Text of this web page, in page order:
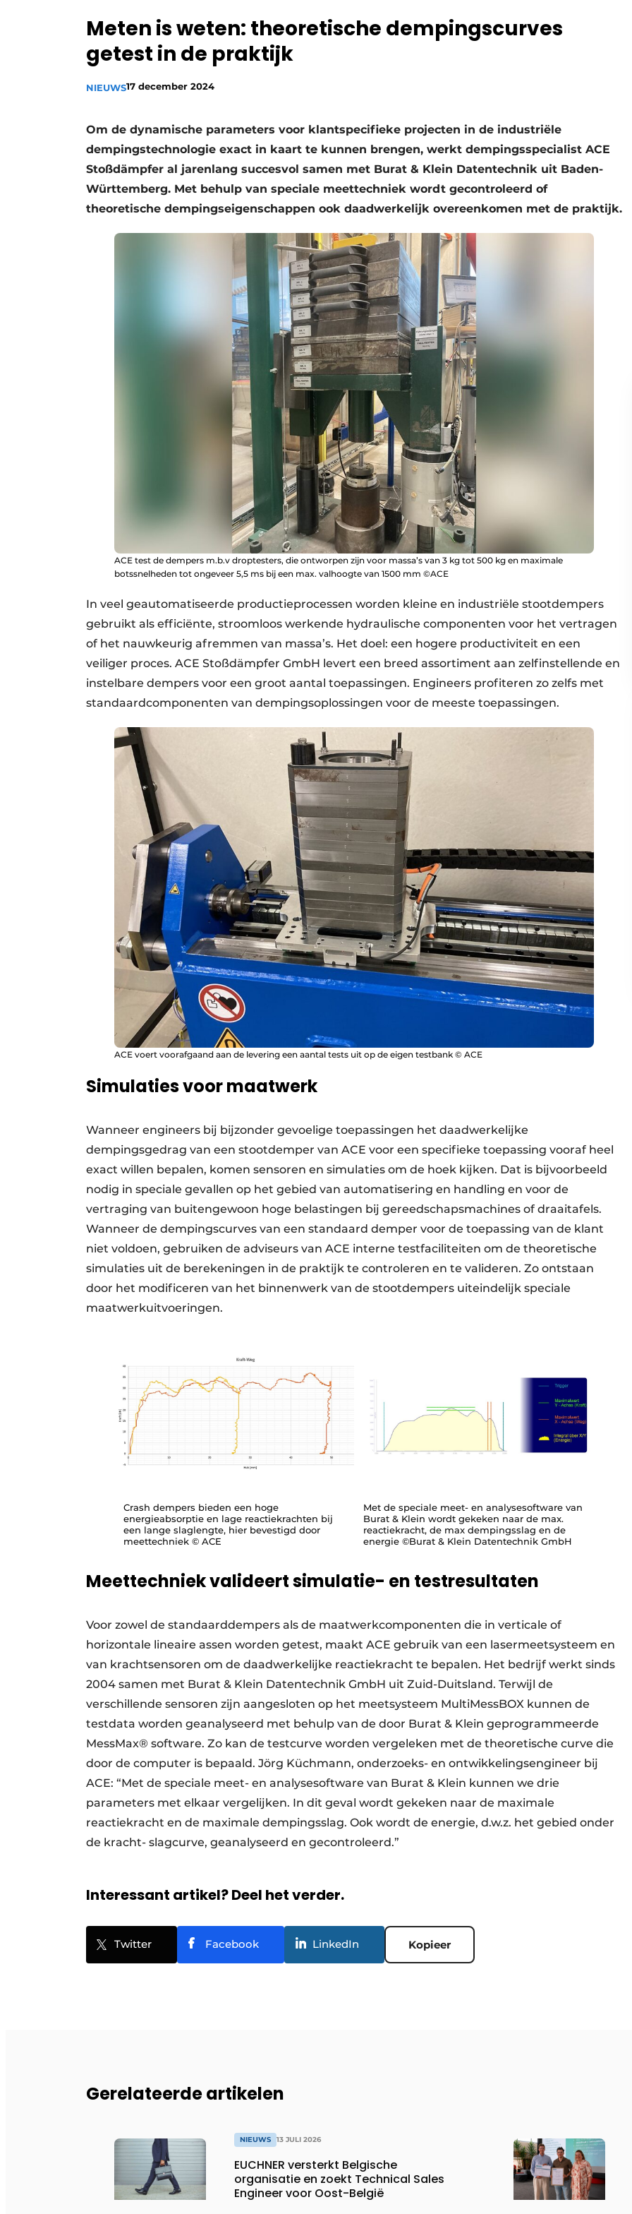
Vacature aanmelden
Vacatures
Video’s
Meten is weten: theoretische dempingscurves
getest in de praktijk
NIEUWS17 december 2024
Om de dynamische parameters voor klantspecifieke projecten in de industriële
dempingstechnologie exact in kaart te kunnen brengen, werkt dempingsspecialist ACE
Stoßdämpfer al jarenlang succesvol samen met Burat & Klein Datentechnik uit Baden-
Württemberg. Met behulp van speciale meettechniek wordt gecontroleerd of
theoretische dempingseigenschappen ook daadwerkelijk overeenkomen met de praktijk.
ACE test de dempers m.b.v droptesters, die ontworpen zijn voor massa’s van 3 kg tot 500 kg en maximale
botssnelheden tot ongeveer 5,5 ms bij een max. valhoogte van 1500 mm ©ACE
In veel geautomatiseerde productieprocessen worden kleine en industriële stootdempers
gebruikt als efficiënte, stroomloos werkende hydraulische componenten voor het vertragen
of het nauwkeurig afremmen van massa’s. Het doel: een hogere productiviteit en een
veiliger proces. ACE Stoßdämpfer GmbH levert een breed assortiment aan zelfinstellende en
instelbare dempers voor een groot aantal toepassingen. Engineers profiteren zo zelfs met
standaardcomponenten van dempingsoplossingen voor de meeste toepassingen.
ACE voert voorafgaand aan de levering een aantal tests uit op de eigen testbank © ACE
Simulaties voor maatwerk
Wanneer engineers bij bijzonder gevoelige toepassingen het daadwerkelijke
dempingsgedrag van een stootdemper van ACE voor een specifieke toepassing vooraf heel
exact willen bepalen, komen sensoren en simulaties om de hoek kijken. Dat is bijvoorbeeld
nodig in speciale gevallen op het gebied van automatisering en handling en voor de
vertraging van buitengewoon hoge belastingen bij gereedschapsmachines of draaitafels.
Wanneer de dempingscurves van een standaard demper voor de toepassing van de klant
niet voldoen, gebruiken de adviseurs van ACE interne testfaciliteiten om de theoretische
simulaties uit de berekeningen in de praktijk te controleren en te valideren. Zo ontstaan
door het modificeren van het binnenwerk van de stootdempers uiteindelijk speciale
maatwerkuitvoeringen.
Crash dempers bieden een hoge
energieabsorptie en lage reactiekrachten bij
een lange slaglengte, hier bevestigd door
meettechniek © ACE
Met de speciale meet- en analysesoftware van
Burat & Klein wordt gekeken naar de max.
reactiekracht, de max dempingsslag en de
energie ©Burat & Klein Datentechnik GmbH
Meettechniek valideert simulatie- en testresultaten
Voor zowel de standaarddempers als de maatwerkcomponenten die in verticale of
horizontale lineaire assen worden getest, maakt ACE gebruik van een lasermeetsysteem en
van krachtsensoren om de daadwerkelijke reactiekracht te bepalen. Het bedrijf werkt sinds
2004 samen met Burat & Klein Datentechnik GmbH uit Zuid-Duitsland. Terwijl de
verschillende sensoren zijn aangesloten op het meetsysteem MultiMessBOX kunnen de
testdata worden geanalyseerd met behulp van de door Burat & Klein geprogrammeerde
MessMax® software. Zo kan de testcurve worden vergeleken met de theoretische curve die
door de computer is bepaald. Jörg Küchmann, onderzoeks- en ontwikkelingsengineer bij
ACE: “Met de speciale meet- en analysesoftware van Burat & Klein kunnen we drie
parameters met elkaar vergelijken. In dit geval wordt gekeken naar de maximale
reactiekracht en de maximale dempingsslag. Ook wordt de energie, d.w.z. het gebied onder
de kracht- slagcurve, geanalyseerd en gecontroleerd.”
Interessant artikel? Deel het verder.
Twitter Facebook LinkedIn Kopieer
Gerelateerde artikelen
NIEUWS 13 JULI 2026
EUCHNER versterkt Belgische
organisatie en zoekt Technical Sales
Engineer voor Oost-België